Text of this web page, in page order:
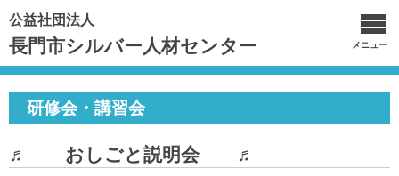
公益社団法人
長門市シルバー人材センター メニュー
研修会・講習会
♬ おしごと説明会 ♬